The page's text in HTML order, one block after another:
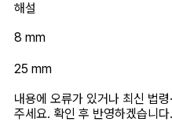
해설
8 mm
25 mm
내용에 오류가 있거나 최신 법
주세요. 확인 후 반영하겠습니다.